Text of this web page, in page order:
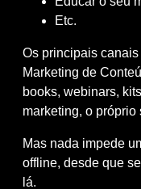
Etc.
Os principais
Marketing de
books, webinars,
marketing, o próprio
Mas nada impede
offline, desde que
lá.